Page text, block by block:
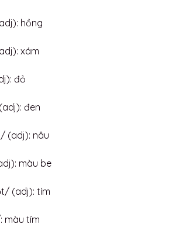
hồng
xám
đỏ
đen
(adj): nâu
màu be
(adj): tím
màu tím